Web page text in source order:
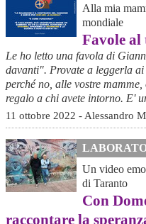
Alla mia
mondiale
Favole al
Le ho letto una favola di
davanti". Provate a leggerla
perché no, alle vostre
regalo a chi avete intorno. E'
11 ottobre 2022 - Alessandro
Un video
di Taranto
Con
raccontare la